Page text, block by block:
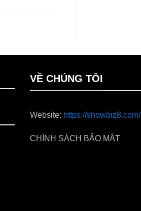
VỀ CHÚNG TÔI
Website: https://showbiz8.com/
CHÍNH SÁCH BẢO MẬT